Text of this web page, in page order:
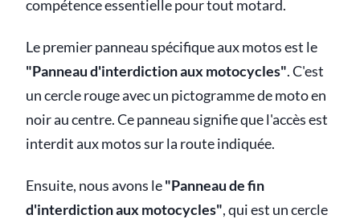
compétence essentielle pour tout motard.
Le premier panneau spécifique aux motos est le
"Panneau d'interdiction aux motocycles". C'est
un cercle rouge avec un pictogramme de moto en
noir au centre. Ce panneau signifie que l'accès est
interdit aux motos sur la route indiquée.
Ensuite, nous avons le"Panneau de fin
d'interdiction aux motocycles", qui est un cercle